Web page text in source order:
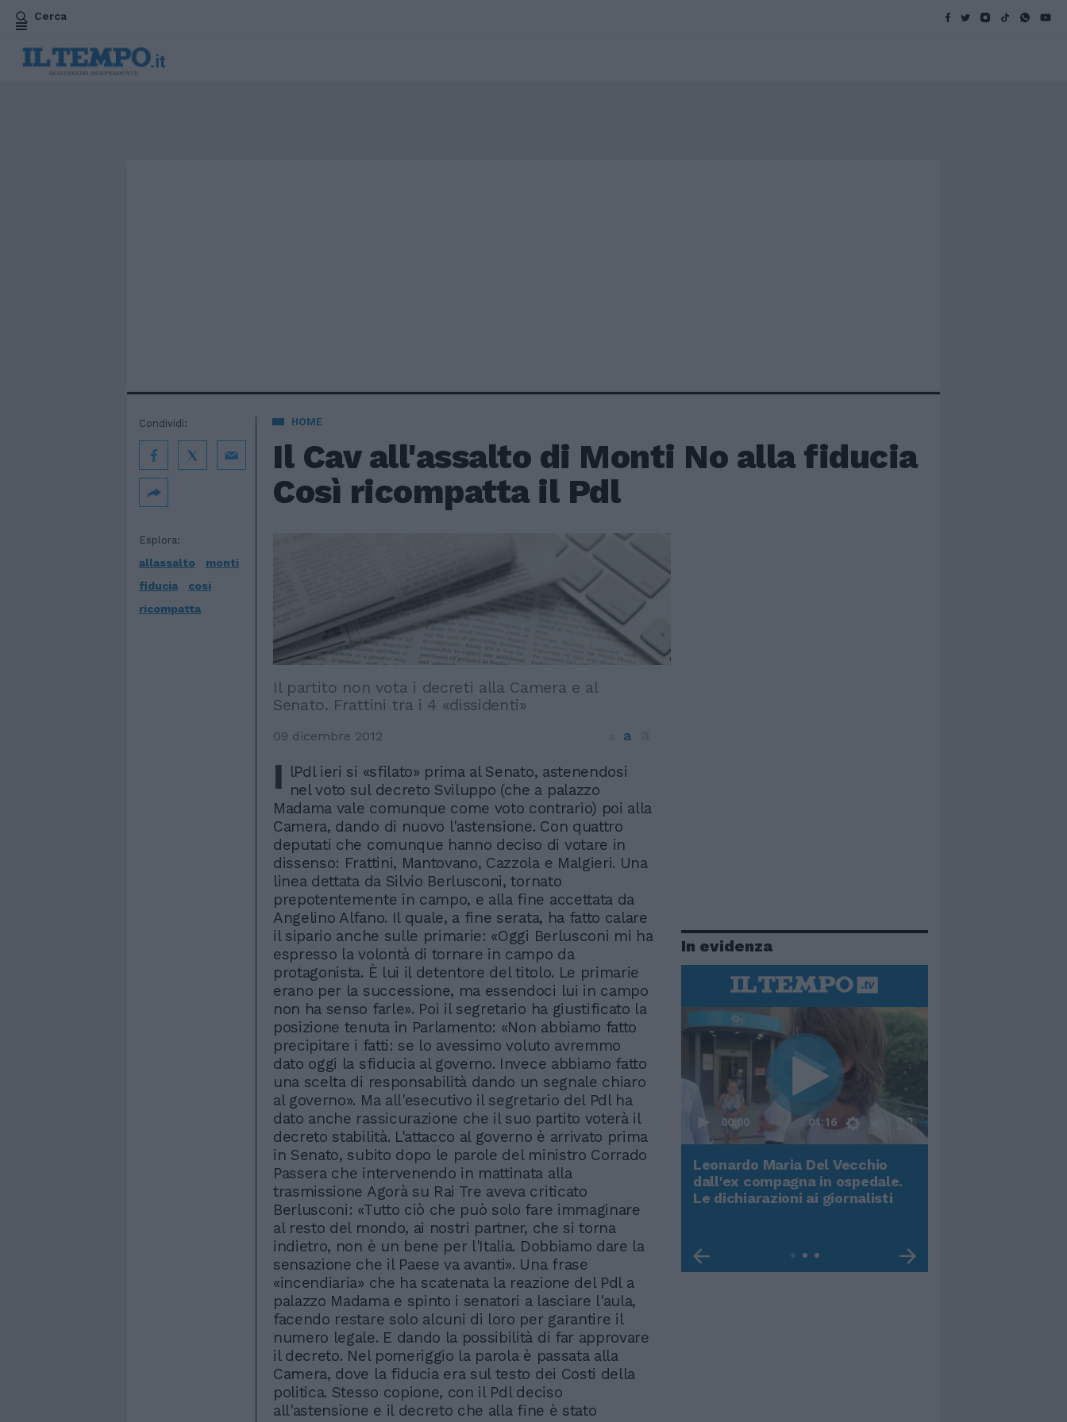
Cerca
HOME
Il Cav all'assalto di Monti No alla fiducia
Così ricompatta il Pdl
Esplora:
allassalto
monti
fiducia
cosi
ricompatta
Condividi:
Il partito non vota i decreti alla Camera e al
Senato. Frattini tra i 4 «dissidenti»
09 dicembre 2012 a
I lPdl ieri si «sfilato» prima al Senato, astenendosi
nel voto sul decreto Sviluppo (che a palazzo
Madama vale comunque come voto contrario) poi alla
Camera, dando di nuovo l'astensione. Con quattro
deputati che comunque hanno deciso di votare in
dissenso: Frattini, Mantovano, Cazzola e Malgieri. Una
linea dettata da Silvio Berlusconi, tornato
prepotentemente in campo, e alla fine accettata da
Angelino Alfano. Il quale, a fine serata, ha fatto calare
il sipario anche sulle primarie: «Oggi Berlusconi mi ha
espresso la volontà di tornare in campo da
protagonista. È lui il detentore del titolo. Le primarie
erano per la successione, ma essendoci lui in campo
non ha senso farle». Poi il segretario ha giustificato la
posizione tenuta in Parlamento: «Non abbiamo fatto
precipitare i fatti: se lo avessimo voluto avremmo
dato oggi la sfiducia al governo. Invece abbiamo fatto
una scelta di responsabilità dando un segnale chiaro
al governo». Ma all'esecutivo il segretario del Pdl ha
dato anche rassicurazione che il suo partito voterà il
decreto stabilità. L'attacco al governo è arrivato prima
in Senato, subito dopo le parole del ministro Corrado
Passera che intervenendo in mattinata alla
trasmissione Agorà su Rai Tre aveva criticato
Berlusconi: «Tutto ciò che può solo fare immaginare
al resto del mondo, ai nostri partner, che si torna
indietro, non è un bene per l'Italia. Dobbiamo dare la
sensazione che il Paese va avanti». Una frase
«incendiaria» che ha scatenata la reazione del Pdl a
palazzo Madama e spinto i senatori a lasciare l'aula,
facendo restare solo alcuni di loro per garantire il
numero legale. E dando la possibilità di far approvare
il decreto. Nel pomeriggio la parola è passata alla
Camera, dove la fiducia era sul testo dei Costi della
politica. Stesso copione, con il Pdl deciso
all'astensione e il decreto che alla fine è stato
In evidenza
Rudy Giuliani a Come States?
Trump, Meloni e la strategia
americana
00:00 01:16
Leonardo Maria Del Vecchio
dall'ex compagna in ospedale.
Le dichiarazioni ai giornalisti